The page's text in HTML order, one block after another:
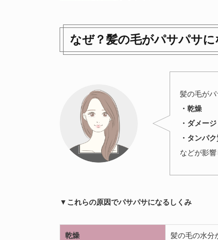
なぜ？髪の毛がパサパサに
髪の毛がパ
・乾燥
・ダメージ
・タンパ
などが影響
▼これらの原因でパサパサになるしくみ
乾燥 髪の毛の水分